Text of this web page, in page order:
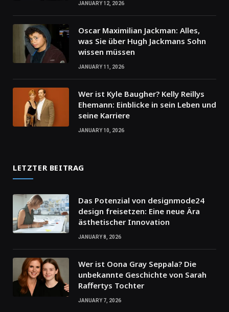
JANUARY 12, 2026
Oscar Maximilian Jackman: Alles,
was Sie über Hugh Jackmans Sohn
wissen müssen
JANUARY 11, 2026
Wer ist Kyle Baugher? Kelly Reillys
Ehemann: Einblicke in sein Leben und
seine Karriere
JANUARY 10, 2026
LETZTER BEITRAG
Das Potenzial von designmode24
design freisetzen: Eine neue Ära
ästhetischer Innovation
JANUARY 8, 2026
Wer ist Oona Gray Seppala? Die
unbekannte Geschichte von Sarah
Raffertys Tochter
JANUARY 7, 2026